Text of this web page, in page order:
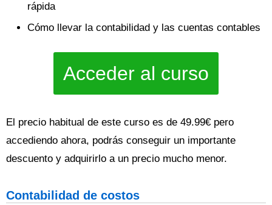
rápida
Cómo llevar la contabilidad y las cuentas contables
Acceder al curso
El precio habitual de este curso es de 49.99€ pero
accediendo ahora, podrás conseguir un importante
descuento y adquirirlo a un precio mucho menor.
Contabilidad de costos